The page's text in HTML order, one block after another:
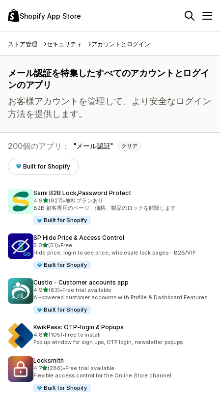
Shopify App Store
ストア管理 セキュリティ アカウントとログイン
メール認証を特集したすべてのアカウントとログイ
ンのアプリ
お客様アカウントを管理して、より安全なログイン
方法を提供します。
200個のアプリ： メール認証 クリア
Built for Shopify
Sami B2B Lock,Password Protect
4.95つ星中
(927)
合計レビュー数：927件
•無料プランあり
B2B 顧客専用のページ、価格、製品のロックを解除します
Built for Shopify
SP Hide Price & Access Control
5.05つ星中
(51)
合計レビュー数：51件
•Free
Hide price, login to see price, wholesale lock pages - B2B/VIP
Built for Shopify
Custlo ‑ Customer accounts app
4.95つ星中
(83)
合計レビュー数：83件
•Free trial available
AI-powered customer accounts with Profile & Dashboard Features
Built for Shopify
KwikPass: OTP‑login & Popups
4.85つ星中
(105)
合計レビュー数：105件
•Free to install
Pop up window for sign ups, OTP login, newsletter popups
Locksmith
4.75つ星中
(286)
合計レビュー数：286件
•Free trial available
Flexible access control for the Online Store channel
Built for Shopify